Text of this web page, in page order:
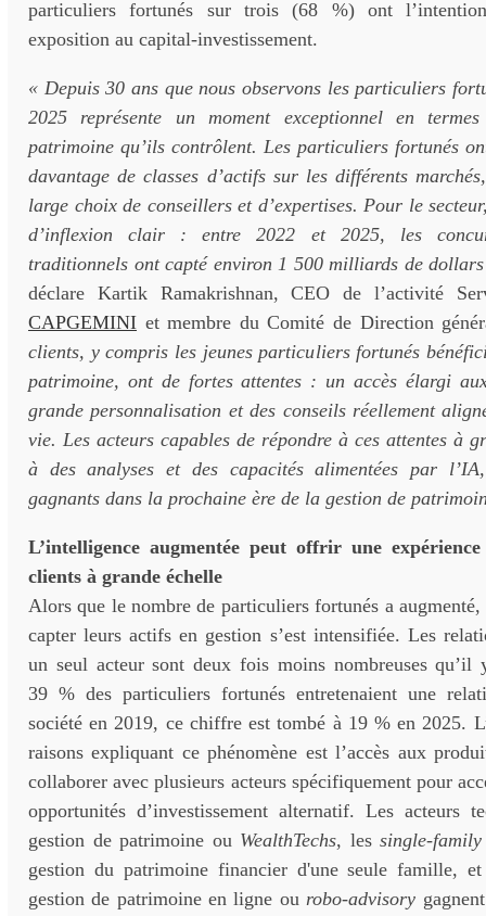
particuliers fortunés sur trois (68 %) ont
exposition au capital-investissement.
« Depuis 30 ans que nous observons les particuliers
2025 représente un moment exceptionnel en
patrimoine qu’ils contrôlent. Les particuliers fortunés
davantage de classes d’actifs sur les différents
large choix de conseillers et d’expertises. Pour le
d’inflexion clair : entre 2022 et 2025, les
traditionnels ont capté environ 1 500 milliards de
déclare Kartik Ramakrishnan, CEO de l’activité
CAPGEMINI et membre du Comité de Direction
clients, y compris les jeunes particuliers fortunés
patrimoine, ont de fortes attentes : un accès élargi
grande personnalisation et des conseils réellement
vie. Les acteurs capables de répondre à ces attentes à
à des analyses et des capacités alimentées par
gagnants dans la prochaine ère de la gestion de
L’intelligence augmentée peut offrir une
clients à grande échelle
Alors que le nombre de particuliers fortunés a
capter leurs actifs en gestion s’est intensifiée. Les
un seul acteur sont deux fois moins nombreuses
39 % des particuliers fortunés entretenaient une
société en 2019, ce chiffre est tombé à 19 % en 2025.
raisons expliquant ce phénomène est l’accès aux
collaborer avec plusieurs acteurs spécifiquement pour
opportunités d’investissement alternatif. Les acteurs
gestion de patrimoine ou WealthTechs, les single-
gestion du patrimoine financier d'une seule famille,
gestion de patrimoine en ligne ourobo-advisory